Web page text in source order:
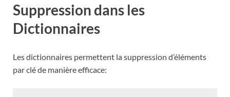
Suppression dans les
Dictionnaires
Les dictionnaires permettent la suppression d’éléments
par clé de manière efficace: